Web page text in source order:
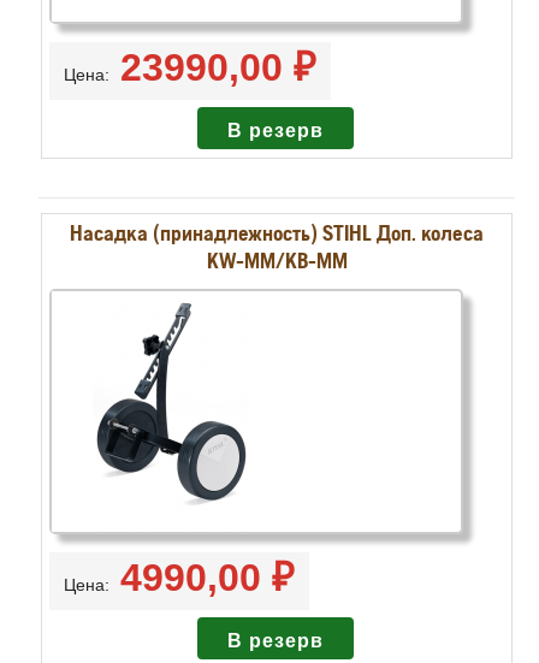
Цена: 23990,00 ₽
Насадка (принадлежность) STIHL Доп. колеса
KW-ММ/KB-MM
Цена: 4990,00 ₽